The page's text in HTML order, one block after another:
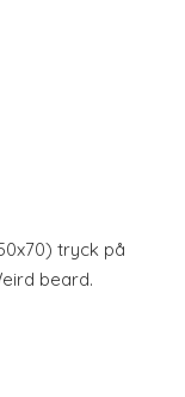
tryck på
beard.